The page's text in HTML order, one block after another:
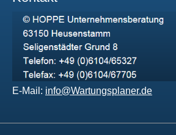
E-Mail: info@Wartungsplaner.de